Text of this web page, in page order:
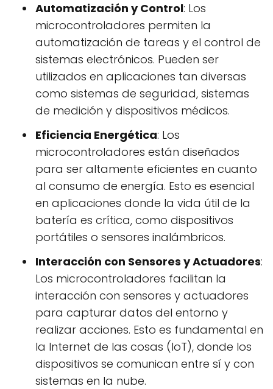
Automatización y Control: Los
microcontroladores permiten la
automatización de tareas y el control de
sistemas electrónicos. Pueden ser
utilizados en aplicaciones tan diversas
como sistemas de seguridad, sistemas
de medición y dispositivos médicos.
Eficiencia Energética: Los
microcontroladores están diseñados
para ser altamente eficientes en cuanto
al consumo de energía. Esto es esencial
en aplicaciones donde la vida útil de la
batería es crítica, como dispositivos
portátiles o sensores inalámbricos.
Interacción con Sensores y Actuadores:
Los microcontroladores facilitan la
interacción con sensores y actuadores
para capturar datos del entorno y
realizar acciones. Esto es fundamental en
la Internet de las cosas (IoT), donde los
dispositivos se comunican entre sí y con
sistemas en la nube.